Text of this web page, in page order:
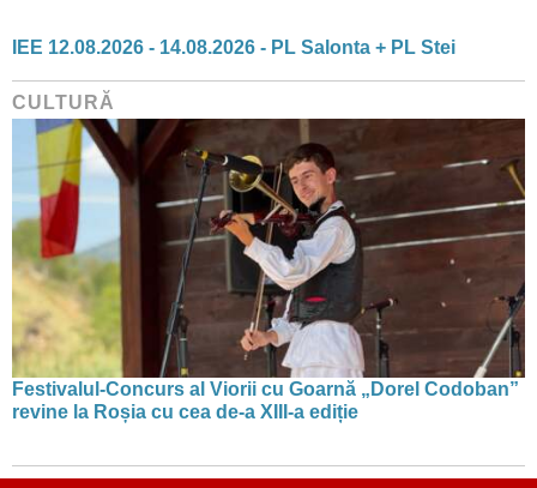
IEE 12.08.2026 - 14.08.2026 - PL Salonta + PL Stei
CULTURĂ
Festivalul-Concurs al Viorii cu Goarnă „Dorel Codoban”
revine la Roșia cu cea de-a XIII-a ediție